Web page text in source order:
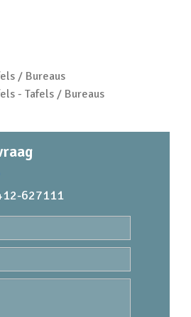
/ Bureaus
- Tafels / Bureaus
627111